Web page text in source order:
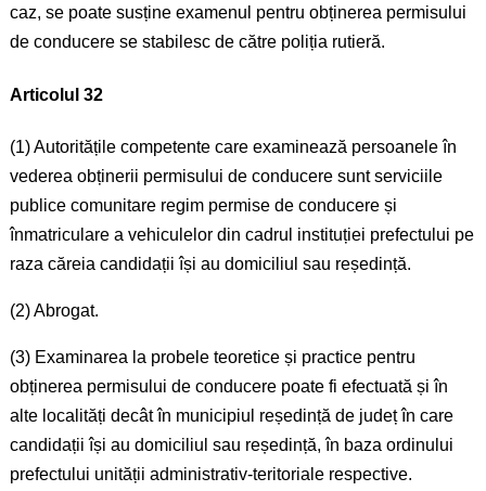
caz, se poate susține examenul pentru obținerea permisului
de conducere se stabilesc de către poliția rutieră.
Articolul 32
(1) Autoritățile competente care examinează persoanele în
vederea obținerii permisului de conducere sunt serviciile
publice comunitare regim permise de conducere și
înmatriculare a vehiculelor din cadrul instituției prefectului pe
raza căreia candidații își au domiciliul sau reședință.
(2) Abrogat.
(3) Examinarea la probele teoretice și practice pentru
obținerea permisului de conducere poate fi efectuată și în
alte localități decât în municipiul reședință de județ în care
candidații își au domiciliul sau reședință, în baza ordinului
prefectului unității administrativ-teritoriale respective.